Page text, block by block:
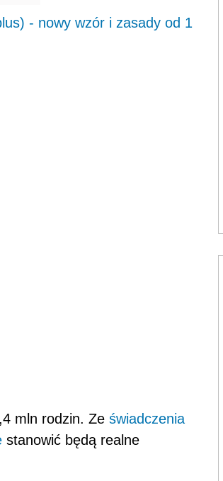
- nowy wzór i zasady od 1
mln rodzin. Ze świadczenia
stanowić będą realne